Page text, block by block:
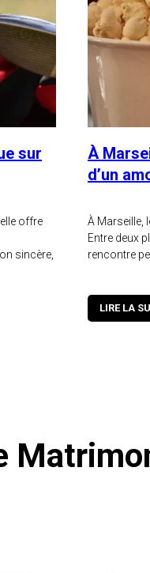
sur
offre
sincère,
À
d’un
À Marseille,
Entre deux
rencontre
LIRE LA